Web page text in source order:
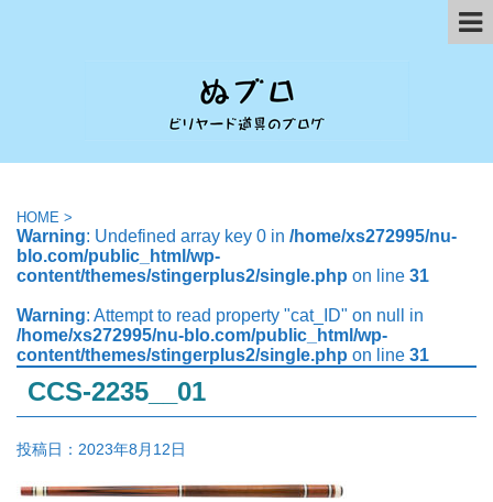
HOME >
Warning: Undefined array key 0 in /home/xs272995/nu-
blo.com/public_html/wp-
content/themes/stingerplus2/single.php on line 31
Warning: Attempt to read property "cat_ID" on null in
/home/xs272995/nu-blo.com/public_html/wp-
content/themes/stingerplus2/single.php on line 31
CCS-2235__01
投稿日： 2023年8月12日